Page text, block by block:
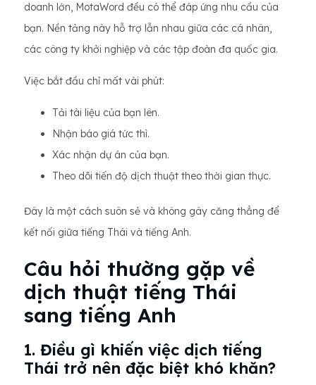
doanh lớn, MotaWord đều có thể đáp ứng nhu cầu của
bạn. Nền tảng này hỗ trợ lẫn nhau giữa các cá nhân,
các công ty khởi nghiệp và các tập đoàn đa quốc gia.
Việc bắt đầu chỉ mất vài phút:
Tải tài liệu của bạn lên.
Nhận báo giá tức thì.
Xác nhận dự án của bạn.
Theo dõi tiến độ dịch thuật theo thời gian thực.
Đây là một cách suôn sẻ và không gây căng thẳng để
kết nối giữa tiếng Thái và tiếng Anh.
Câu hỏi thường gặp về
dịch thuật tiếng Thái
sang tiếng Anh
1. Điều gì khiến việc dịch tiếng
Thái trở nên đặc biệt khó khăn?